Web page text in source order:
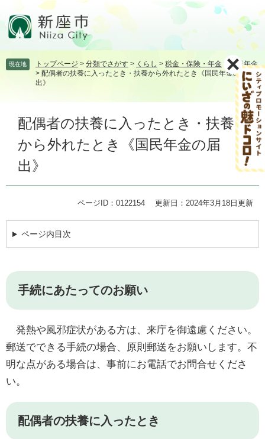
頭飛 現在地 トップページ > 分類でさがす > くらし > 税金・保険・年金 >国民年金
> 配偶者の扶養に入ったとき・扶養から外れたとき《国民年金の届
出》
配偶者の扶養に入ったとき・扶養
から外れたとき《国民年金の届
出》
ページID：0122154 更新日：2024年3月18日更新
ページ内目次
手続にあたってのお願い
発熱や風邪症状がある方は、来庁を御遠慮ください。
郵送でできる手続の場合、原則郵送をお願いします。不
明な点がある場合は、事前にお電話でお問合せくださ
い。
配偶者の扶養に入ったとき